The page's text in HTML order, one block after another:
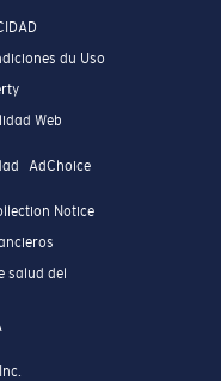
du Uso
Web
AdChoice
Notice
salud del